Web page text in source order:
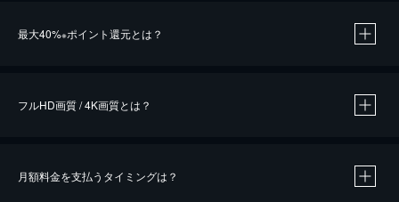
最大40%※ポイント還元とは？
※40％ポイント還元の対象は、クレジットカード決済による作品の購入 / レンタルです。
iOSアプリのUコイン決済による作品の購入 / レンタルは、20％のポイント還元です。
フルHD画質 / 4K画質とは？
月額料金を支払うタイミングは？